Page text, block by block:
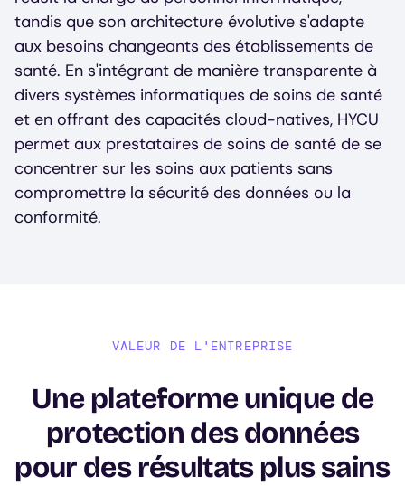
tandis que son architecture évolutive s'adapte
aux besoins changeants des établissements de
santé. En s'intégrant de manière transparente à
divers systèmes informatiques de soins de santé
et en offrant des capacités cloud-natives, HYCU
permet aux prestataires de soins de santé de se
concentrer sur les soins aux patients sans
compromettre la sécurité des données ou la
conformité.
VALEUR DE L'ENTREPRISE
Une plateforme unique de
protection des données
pour des résultats plus sains